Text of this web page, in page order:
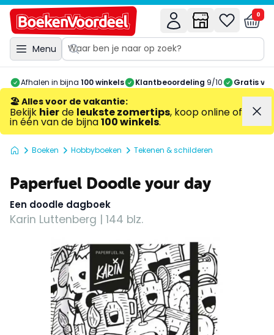
Menu
0
Afhalen in bijna 100 winkels Klantbeoordeling 9/10 Gratis
🏖️ Alles voor de vakantie:
Bekijk hierde leukste zomertips, koop online of
in één van de bijna100 winkels.
Boeken Hobbyboeken Tekenen & schilderen
Paperfuel Doodle your day
Een doodle dagboek
Karin Luttenberg | 144 blz.